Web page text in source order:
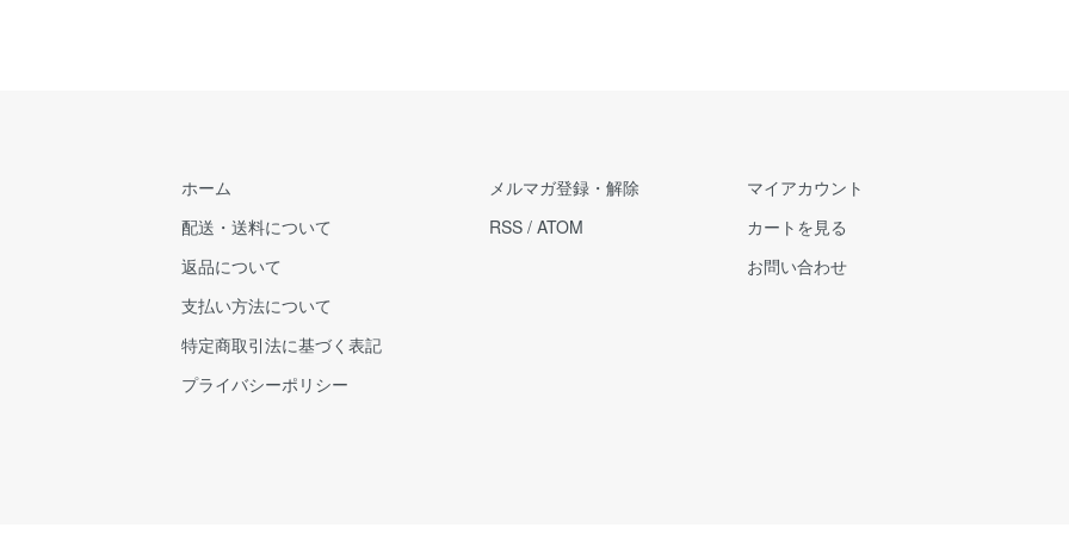
ホーム
配送・送料について
返品について
支払い方法について
特定商取引法に基づく表記
プライバシーポリシー
メルマガ登録・解除
RSS / ATOM
マイアカウント
カートを見る
お問い合わせ